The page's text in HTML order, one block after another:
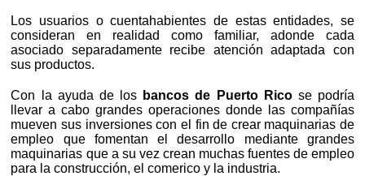
Los usuarios o cuentahabientes de estas entidades, se
consideran en realidad como familiar, adonde cada
asociado separadamente recibe atención adaptada con
sus productos.
Con la ayuda de los bancos de Puerto Ricose podría
llevar a cabo grandes operaciones donde las compañías
mueven sus inversiones con el fin de crear maquinarias de
empleo que fomentan el desarrollo mediante grandes
maquinarias que a su vez crean muchas fuentes de empleo
para la construcción, el comerico y la industria.